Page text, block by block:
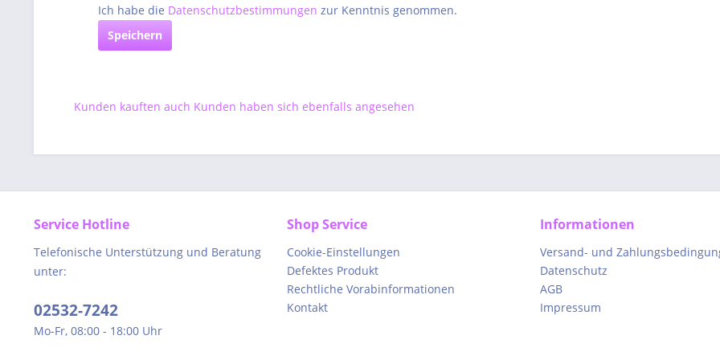
Ich habe die Datenschutzbestimmungen zur Kenntnis genommen.
Speichern
Kunden kauften auch Kunden haben sich ebenfalls angesehen
Service Hotline
Telefonische Unterstützung und Beratung
unter:
02532-7242
Mo-Fr, 08:00 - 18:00 Uhr
Shop Service
Cookie-Einstellungen
Defektes Produkt
Rechtliche Vorabinformationen
Kontakt
Informationen
Versand- und
Datenschutz
AGB
Impressum